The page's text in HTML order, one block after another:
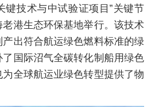
键技术与中试验证项目”关键节
港生态环保基地举行。该技术
出符合航运绿色燃料标准的绿
国际沼气全碳转化制船用绿色
全球航运业绿色转型提供了物